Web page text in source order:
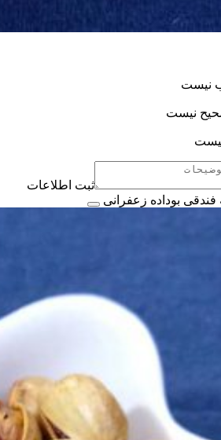
نیست
نیست
ثبت اطلاعات
بوداده زعفرانی